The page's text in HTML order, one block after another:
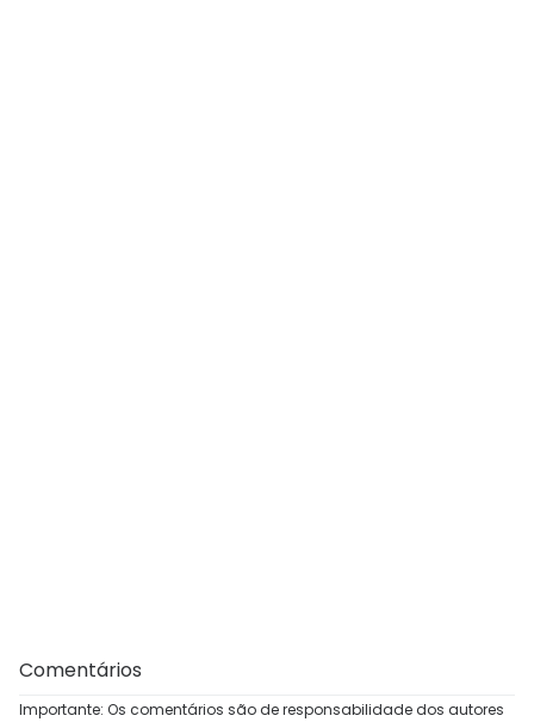
Comentários
Importante: Os comentários são de responsabilidade dos autores